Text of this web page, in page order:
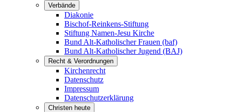
Verbände
Diakonie
Bischof-Reinkens-Stiftung
Stiftung Namen-Jesu Kirche
Bund Alt-Katholischer Frauen (baf)
Bund Alt-Katholischer Jugend (BAJ)
Recht & Verordnungen
Kirchenrecht
Datenschutz
Impressum
Datenschutzerklärung
Christen heute